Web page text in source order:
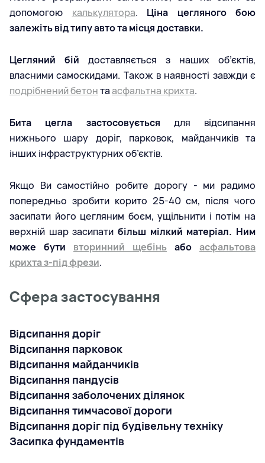
допомогою калькулятора. Ціна цегляного бою
залежіть від типу авто та місця доставки.
Цегляний бій доставляється з наших об’єктів,
власними самоскидами. Також в наявності завжди є
подрібнений бетонтаасфальтна крихта.
Бита цегла застосовується для відсипання
нижнього шару доріг, парковок, майданчиків та
інших інфраструктурних об’єктів.
Якщо Ви самостійно робите дорогу - ми радимо
попередньо зробити корито 25-40 см, після чого
засипати його цегляним боєм, ущільнити і потім на
верхній шар засипати більш мілкий матеріал. Ним
може бути вторинний щебінь або асфальтова
крихта з-під фрези.
Сфера застосування
Відсипання доріг
Відсипання парковок
Відсипання майданчиків
Відсипання пандусів
Відсипання заболочених ділянок
Відсипання тимчасової дороги
Відсипання доріг під будівельну техніку
Засипка фундаментів